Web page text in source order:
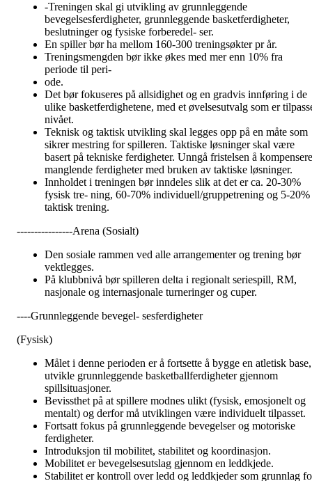
-Treningen skal gi utvikling av grunnleggende
bevegelsesferdigheter, grunnleggende basketferdigheter,
beslutninger og fysiske forberedel- ser.
En spiller bør ha mellom 160-300 treningsøkter pr år.
Treningsmengden bør ikke økes med mer enn 10% fra
periode til peri-
ode.
Det bør fokuseres på allsidighet og en gradvis innføring i de
ulike basketferdighetene, med et øvelsesutvalg som er
nivået.
Teknisk og taktisk utvikling skal legges opp på en måte som
sikrer mestring for spilleren. Taktiske løsninger skal være
basert på tekniske ferdigheter. Unngå fristelsen å kompensere
manglende ferdigheter med bruken av taktiske løsninger.
Innholdet i treningen bør inndeles slik at det er ca. 20-30%
fysisk tre- ning, 60-70% individuell/gruppetrening og 5-20%
taktisk trening.
----------------Arena (Sosialt)
Den sosiale rammen ved alle arrangementer og trening bør
vektlegges.
På klubbnivå bør spilleren delta i regionalt seriespill, RM,
nasjonale og internasjonale turneringer og cuper.
----Grunnleggende bevegel- sesferdigheter
(Fysisk)
Målet i denne perioden er å fortsette å bygge en atletisk base,
utvikle grunnleggende basketballferdigheter gjennom
spillsituasjoner.
Bevissthet på at spillere modnes ulikt (fysisk, emosjonelt og
mentalt) og derfor må utviklingen være individuelt tilpasset.
Fortsatt fokus på grunnleggende bevegelser og motoriske
ferdigheter.
Introduksjon til mobilitet, stabilitet og koordinasjon.
Mobilitet er bevegelsesutslag gjennom en leddkjede.
Stabilitet er kontroll over ledd og leddkjeder som grunnlag